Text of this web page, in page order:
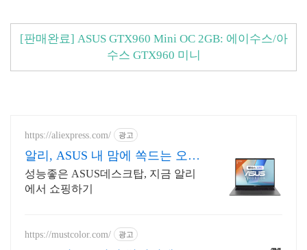
[판매완료] ASUS GTX960 Mini OC 2GB: 에이수스/아
수스 GTX960 미니
https://aliexpress.com/ 광고
알리, ASUS 내 맘에 쏙드는 오늘
의 특가
성능좋은 ASUS데스크탑, 지금 알리
에서 쇼핑하기
https://mustcolor.com/ 광고